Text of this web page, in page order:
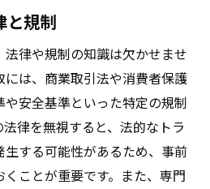
活用する方法
落とし穴とその対策
ラブルを事前に防ぐ
けるためのポイント
と重要な注意事項
罠に注意する
と規制
律や規制の知識は欠かせませ
は、商業取引法や消費者保護
安全基準といった特定の規制
律を無視すると、法的なトラ
する可能性があるため、事前
ことが重要です。また、専門